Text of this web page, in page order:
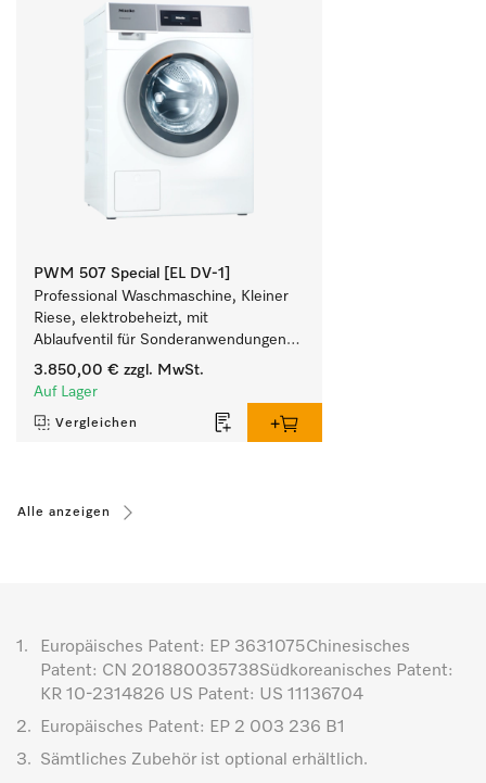
PWM 507 Special [EL DV-1]
Professional Waschmaschine, Kleiner
Riese, elektrobeheizt, mit
Ablaufventil für Sonderanwendungen
mit individuellen Programmen.
Füllgewicht 7 kg.
3.850,00 € zzgl. MwSt.
Auf Lager
Vergleichen
Alle anzeigen
1.
Europäisches Patent: EP 3631075Chinesisches
Patent: CN 201880035738Südkoreanisches Patent:
KR 10-2314826 US Patent: US 11136704
2.
Europäisches Patent: EP 2 003 236 B1
3.
Sämtliches Zubehör ist optional erhältlich.